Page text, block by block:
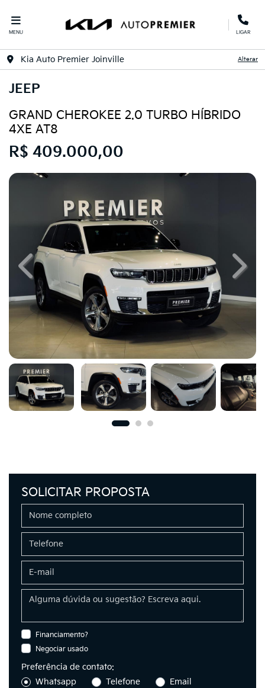
MENU LIGAR
Kia Auto Premier Joinville Alterar
JEEP
GRAND CHEROKEE 2.0 TURBO HÍBRIDO
4XE AT8
R$ 409.000,00
Previous Next
SOLICITAR PROPOSTA
Financiamento?
Negociar usado
Preferência de contato:
Whatsapp
Telefone Email